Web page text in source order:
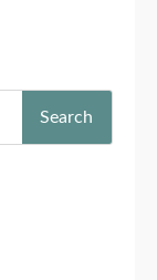
Search